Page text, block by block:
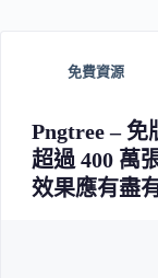
免費資源
Pngtree – 免
超過 400 萬
效果應有盡